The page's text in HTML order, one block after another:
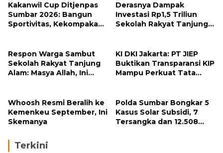
Kakanwil Cup Ditjenpas
Sumbar 2026: Bangun
Sportivitas, Kekompakan
Derasnya Dampak
Investasi Rp1,5 Triliun
Sekolah Rakyat Tanjung
Respon Warga Sambut
Sekolah Rakyat Tanjung
Alam: Masya Allah, Ini
KI DKI Jakarta: PT JIEP
Buktikan Transparansi KIP
Mampu Perkuat Tata
Whoosh Resmi Beralih ke
Kemenkeu September, Ini
Skemanya
Polda Sumbar Bongkar 5
Kasus Solar Subsidi, 7
Tersangka dan 12.508
Terkini